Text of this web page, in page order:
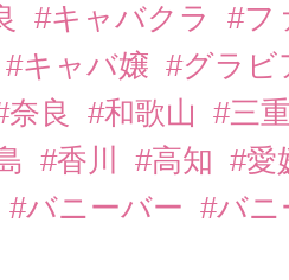
#キャバクラ
#フ
#キャバ嬢 #グラ
奈良 #和歌山
#三
#香川 #高知 #愛
#バニーバー #バ